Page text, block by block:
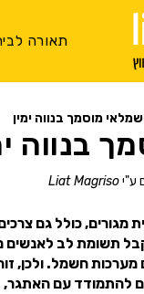
תאורה
מוסמך בנווה ימין
בנווה
ע"יLiat Magriso
מגורים, כולל גם
תשומת לב לאנשים
חשמל. ולכן,
להתמודד עם האתגר,